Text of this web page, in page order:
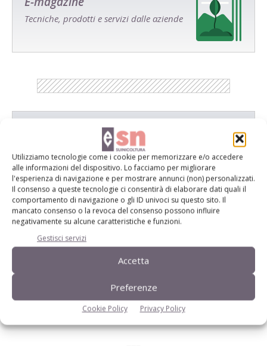
Utilizziamo tecnologie come i cookie per memorizzare e/o accedere
alle informazioni del dispositivo. Lo facciamo per migliorare
l'esperienza di navigazione e per mostrare annunci (non) personalizzati.
Il consenso a queste tecnologie ci consentirà di elaborare dati quali il
comportamento di navigazione o gli ID univoci su questo sito. Il
mancato consenso o la revoca del consenso possono influire
negativamente su alcune caratteristiche e funzioni.
Gestisci servizi
Accetta
Preferenze
Cookie Policy Privacy Policy
Tecniche, prodotti e servizi dalle aziende
Catalogo Aziende e Prodotti
Un modo semplice per cercare un'azienda o un
prodotto!
Cerca adesso
L'Esperto risponde